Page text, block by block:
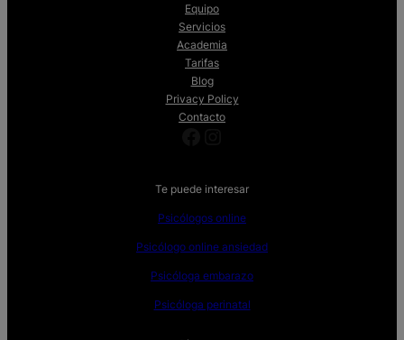
Equipo
Servicios
Academia
Tarifas
Blog
Privacy Policy
Contacto
Te puede interesar
Psicólogos online
Psicólogo online ansiedad
Psicóloga embarazo
Psicóloga perinatal